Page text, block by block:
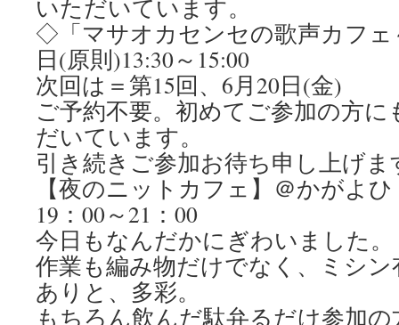
いただいています。
◇「マサオカセンセの歌声カフェ
日(原則)13:30～15:00
次回は＝第15回、6月20日(金)
ご予約不要。初めてご参加の方
だいています。
引き続きご参加お待ち申し上げま
【夜のニットカフェ】＠かがよひ
19：00～21：00
今日もなんだかにぎわいました。
作業も編み物だけでなく、ミシ
ありと、多彩。
もちろん飲んだ駄弁るだけ参加